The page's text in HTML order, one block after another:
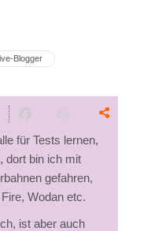
Blogger
für Tests lernen,
dort bin ich mit
gefahren,
Wodan etc.
ist aber auch